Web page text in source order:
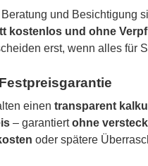
und Besichtigung
kostenlos und ohne
erst, wenn alles für
einentransparent
– garantiertohne
oder spätere